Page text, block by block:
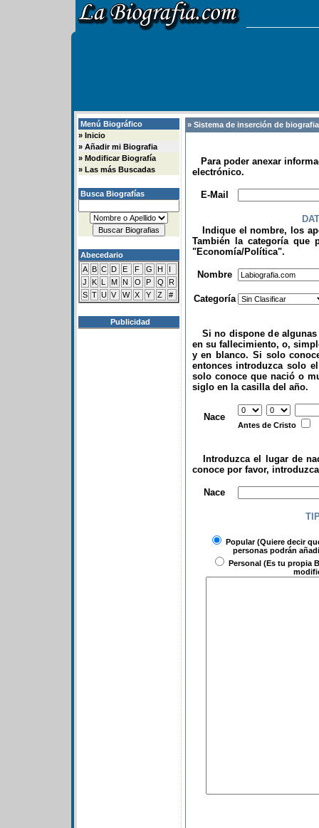
Menú Biográfico
» Inicio
» Añadir mi Biografia
» Modificar Biografía
» Las más Buscadas
Busca Biografías
Abecedario
A B C D E F G H
I
J
K L M N O P Q
R
S T U V W X Y Z #
Publicidad
» Sistema de inserción de
Para poder anexar
electrónico.
E-Mail
Indique el nombre, los
También la categoría que
"Economía/Política".
Nombre
Categoría
Si no dispone de algunas
en su fallecimiento, o,
y en blanco. Si solo
entonces introduzca solo
solo conoce que nació o
siglo en la casilla del año.
Nace
Antes de Cristo
Introduzca el lugar de
conoce por favor,
Nace
Popular(Quiere decir
personas podrán
Personal (Es tu propia